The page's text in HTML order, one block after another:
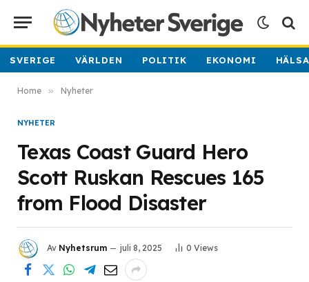
SVERIGE VÄRLDEN POLITIK EKONOMI
Home » Nyheter
NYHETER
Texas Coast Guard Hero
Scott Ruskan Rescues 165
from Flood Disaster
Av Nyhetsrum juli 8, 2025 0 Views